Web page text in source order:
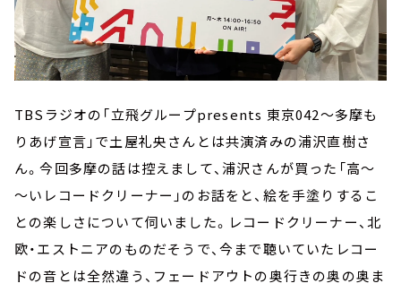
TBSラジオの「立飛グループpresents 東京042～多摩も
りあげ宣言」で土屋礼央さんとは共演済みの浦沢直樹さ
ん。今回多摩の話は控えまして、浦沢さんが買った「高～
～いレコードクリーナー」のお話をと、絵を手塗りするこ
との楽しさについて伺いました。レコードクリーナー、北
欧・エストニアのものだそうで、今まで聴いていたレコー
ドの音とは全然違う、フェードアウトの奥行きの奥の奥ま